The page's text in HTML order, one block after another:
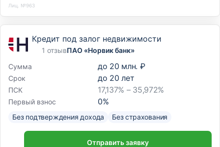
Лиц. №963
Кредит под залог недвижимости
1 отзывПАО «Норвик банк»
Сумма
до 20 млн. ₽
Срок до 20 лет
ПСК 17,137% – 35,972%
Первый взнос 0%
Без подтверждения дохода Без страхования
Отправить заявку